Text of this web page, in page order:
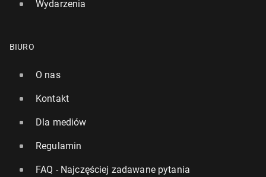
Wydarzenia
BIURO
O nas
Kontakt
Dla mediów
Regulamin
FAQ - Najczęściej zadawane pytania